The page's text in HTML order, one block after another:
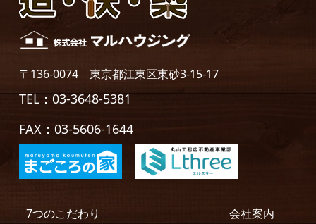
〒136-0074 東京都江東区東砂3-15-17
TEL：03-3648-5381
FAX：03-5606-1644
7つのこだわり 会社案内